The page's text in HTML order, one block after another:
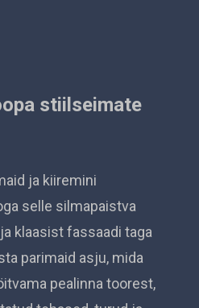
stiilseimate
ja kiiremini
selle silmapaistva
klaasist fassaadi taga
parimaid asju, mida
pealinna toorest,